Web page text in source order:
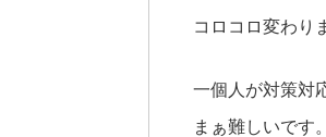
コロコロ変わり
一個人が対策対
まぁ難しいです。